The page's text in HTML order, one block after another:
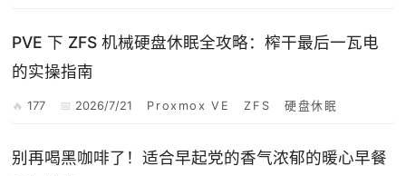
PVE 下 ZFS 机械硬盘休眠全攻略：榨干最后一瓦电
的实操指南
177 2026/7/21 Proxmox VE ZFS 硬盘休眠
别再喝黑咖啡了！适合早起党的香气浓郁的暖心早餐